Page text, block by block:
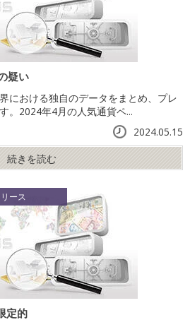
疑い
における独自のデータをまとめ、プレ
。2024年4月の人気通貨ペ...
2024.05.15
続きを読む
ース
定的